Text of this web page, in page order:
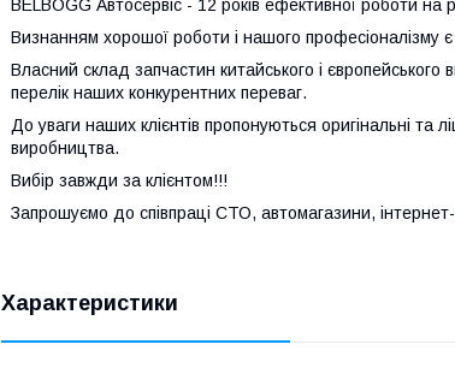
BELBOGG Автосервіс - 12 років ефективної роботи на
Визнанням хорошої роботи і нашого професіоналізму є
Власний склад запчастин китайського і
перелік наших конкурентних переваг.
До уваги наших клієнтів пропонуються оригінальні та
виробництва.
Вибір завжди за клієнтом!!!
Запрошуємо до співпраці СТО, автомагазини,
Характеристики